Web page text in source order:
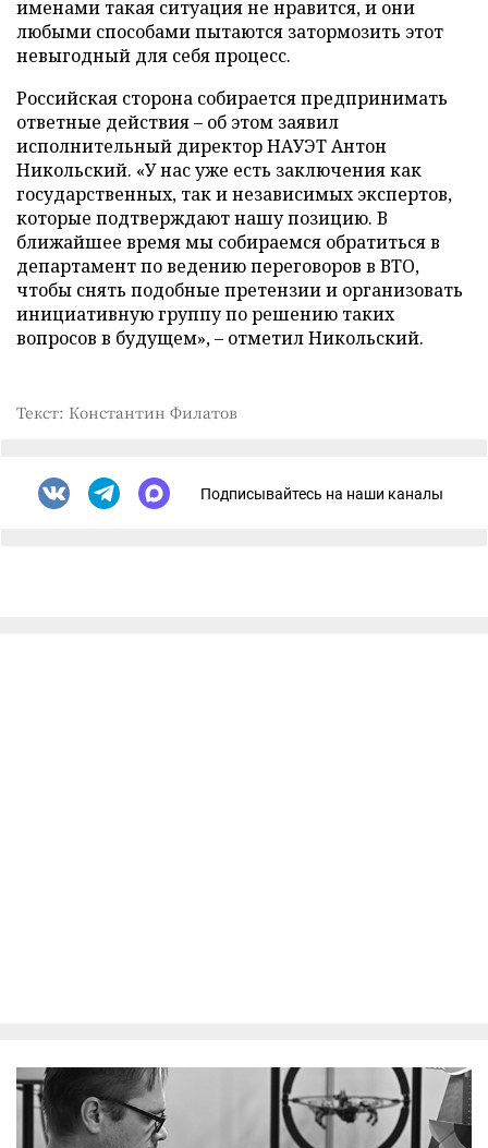
именами такая ситуация не нравится, и они
любыми способами пытаются затормозить этот
невыгодный для себя процесс.
Российская сторона собирается предпринимать
ответные действия – об этом заявил
исполнительный директор НАУЭТ Антон
Никольский. «У нас уже есть заключения как
государственных, так и независимых экспертов,
которые подтверждают нашу позицию. В
ближайшее время мы собираемся обратиться в
департамент по ведению переговоров в ВТО,
чтобы снять подобные претензии и организовать
инициативную группу по решению таких
вопросов в будущем», – отметил Никольский.
Текст: Константин Филатов
Подписывайтесь на наши каналы